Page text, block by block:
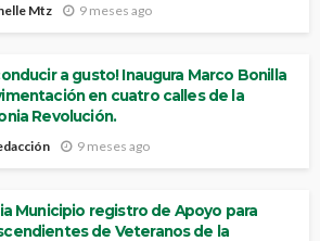
Mtz 9 meses ago
a gusto! Inaugura Marco Bonilla
en cuatro calles de la
Revolución.
9 meses ago
Municipio registro de Apoyo para
de Veteranos de la